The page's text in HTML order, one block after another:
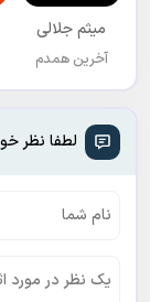
میثم جلالی
آخرین همدم
لطفا نظر